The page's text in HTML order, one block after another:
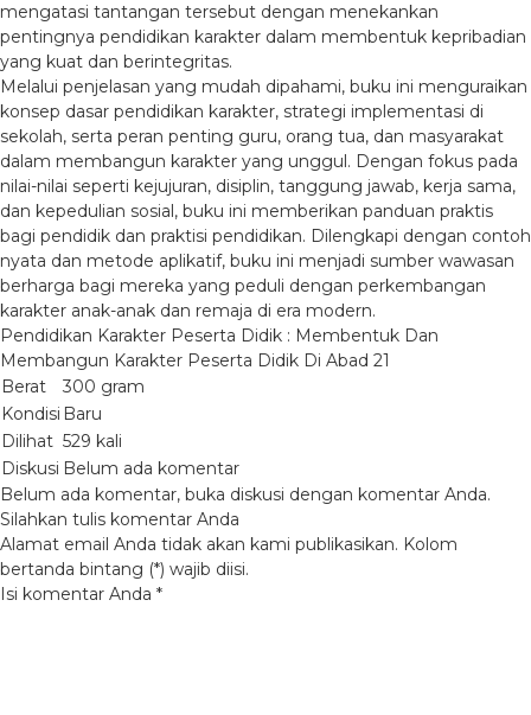
mengatasi tantangan tersebut dengan menekankan
pentingnya pendidikan karakter dalam membentuk kepribadian
yang kuat dan berintegritas.
Melalui penjelasan yang mudah dipahami, buku ini menguraikan
konsep dasar pendidikan karakter, strategi implementasi di
sekolah, serta peran penting guru, orang tua, dan masyarakat
dalam membangun karakter yang unggul. Dengan fokus pada
nilai-nilai seperti kejujuran, disiplin, tanggung jawab, kerja sama,
dan kepedulian sosial, buku ini memberikan panduan praktis
bagi pendidik dan praktisi pendidikan. Dilengkapi dengan contoh
nyata dan metode aplikatif, buku ini menjadi sumber wawasan
berharga bagi mereka yang peduli dengan perkembangan
karakter anak-anak dan remaja di era modern.
Pendidikan Karakter Peserta Didik : Membentuk Dan
Membangun Karakter Peserta Didik Di Abad 21
Berat
300 gram
Kondisi Baru
Dilihat 529 kali
Diskusi Belum ada komentar
Belum ada komentar, buka diskusi dengan komentar Anda.
Silahkan tulis komentar Anda
Alamat email Anda tidak akan kami publikasikan. Kolom
bertanda bintang (*) wajib diisi.
Isi komentar Anda *